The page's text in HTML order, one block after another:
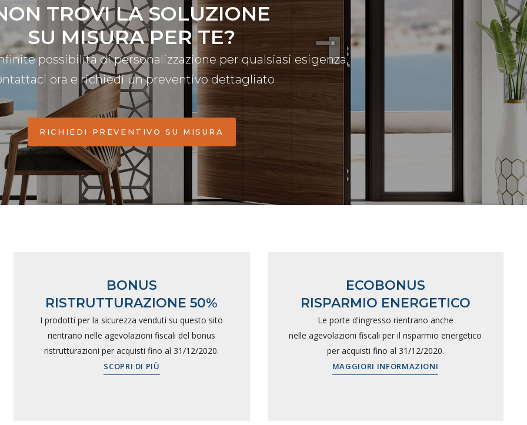
TROVI LA SOLUZIONE
SU MISURA PER TE?
possibilità di personalizzazione per qualsiasi esigenza,
ora e richiedi un preventivo dettagliato
RICHIEDI PREVENTIVO SU MISURA
BONUS
RISTRUTTURAZIONE 50%
I prodotti per la sicurezza venduti su questo sito
rientrano nelle agevolazioni fiscali del bonus
ristrutturazioni per acquisti fino al 31/12/2020.
SCOPRI DI PIÙ
ECOBONUS
RISPARMIO ENERGETICO
Le porte d'ingresso rientrano anche
nelle agevolazioni fiscali per il risparmio energetico
per acquisti fino al 31/12/2020.
MAGGIORI INFORMAZIONI